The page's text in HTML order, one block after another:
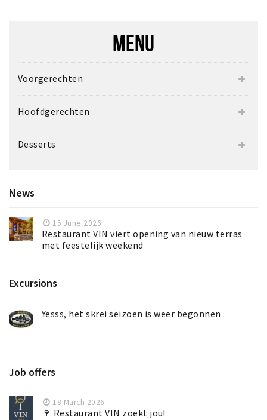
MENU
Voorgerechten
Hoofdgerechten
Desserts
News
15 June 2026
Restaurant VIN viert opening van nieuw terras
met feestelijk weekend
Excursions
Yesss, het skrei seizoen is weer begonnen
Job offers
18 March 2026
🍷 Restaurant VIN zoekt jou!